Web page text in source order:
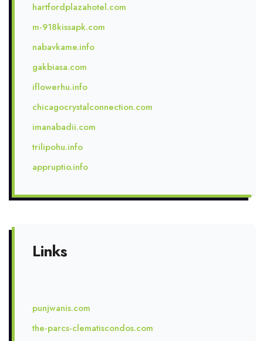
hartfordplazahotel.com
m-918kissapk.com
nabavkame.info
gakbiasa.com
iflowerhu.info
chicagocrystalconnection.com
imanabadii.com
trilipohu.info
appruptio.info
Links
punjwanis.com
the-parcs-clematiscondos.com